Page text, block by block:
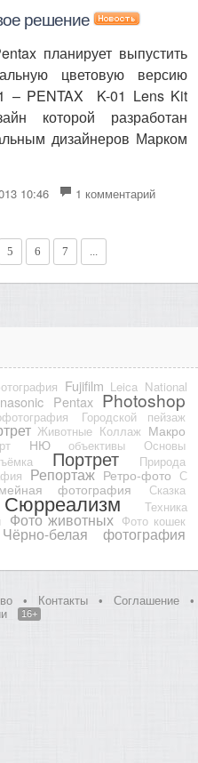
решение
планирует выпустить
цветовую версию
– PENTAX K-01 Lens Kit
которой разработан
дизайнеров Марком
10:46 1 комментарий
5 6 7 ...
Fujifilm Leica National
Pentax Photoshop
Городской пейзаж
Животные Коллаж Макро
НЮ объективы Основы
Портрет
Природа
Репортаж Ретро-фото С
фотография Сказка
Сюрреализм
Техника
Фото животных Фото кошек
Чёрно-белая фотография
• Контакты • Соглашение
•
16+